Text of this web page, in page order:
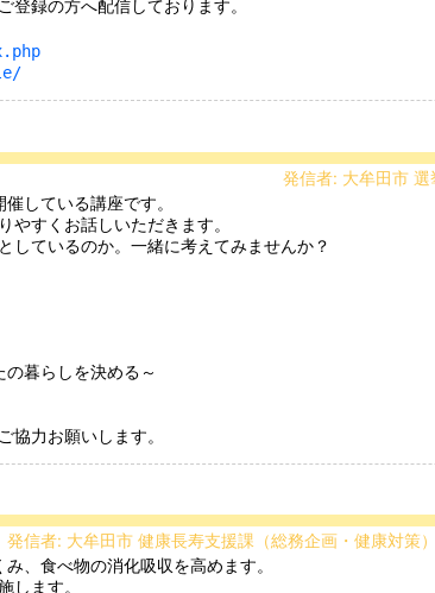
録の方へ配信しております。
発信者: 大牟田市
すくお話しいただきます。
しているのか。一緒に考えてみませんか？
暮らしを決める～
力お願いします。
発信者: 大牟田市 健康長寿支援課（総務企画・健康対策
します。